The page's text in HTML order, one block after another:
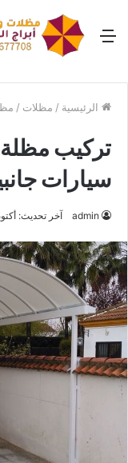
القائمة
الرئيسية / مظلات /
تركيب
سيارات
admin آخر تحديث: أكتوبر 19,